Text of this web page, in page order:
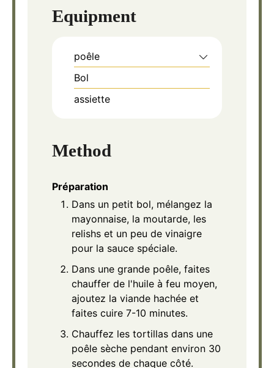
Equipment
poêle
Bol
assiette
Method
Préparation
Dans un petit bol, mélangez la
mayonnaise, la moutarde, les
relishs et un peu de vinaigre
pour la sauce spéciale.
Dans une grande poêle, faites
chauffer de l'huile à feu moyen,
ajoutez la viande hachée et
faites cuire 7-10 minutes.
Chauffez les tortillas dans une
poêle sèche pendant environ 30
secondes de chaque côté.